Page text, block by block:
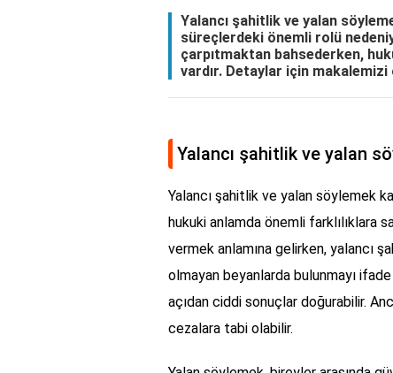
Yalancı şahitlik ve yalan
süreçlerdeki önemli rolü
çarpıtmaktan bahsederken,
vardır. Detaylar için makalemizi
Yalancı şahitlik ve yalan
Yalancı şahitlik ve yalan söylemek
hukuki anlamda önemli farklılıklara
vermek anlamına gelirken, yalancı
olmayan beyanlarda bulunmayı
açıdan ciddi sonuçlar doğurabilir.
cezalara tabi olabilir.